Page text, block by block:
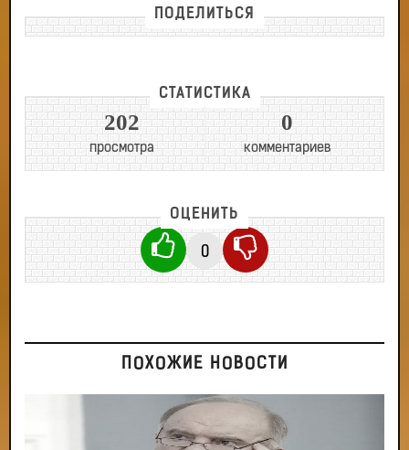
ПОДЕЛИТЬСЯ
СТАТИСТИКА
202
просмотра
0
комментариев
ОЦЕНИТЬ
0
ПОХОЖИЕ НОВОСТИ